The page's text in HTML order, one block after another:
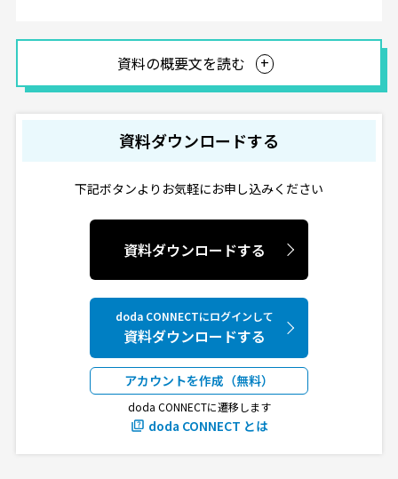
資料の概要文を読む
資料ダウンロードする
下記ボタンよりお気軽にお申し込みください
資料ダウンロードする
doda CONNECTにログインして
資料ダウンロードする
アカウントを作成（無料）
doda CONNECTに遷移します
doda CONNECT とは